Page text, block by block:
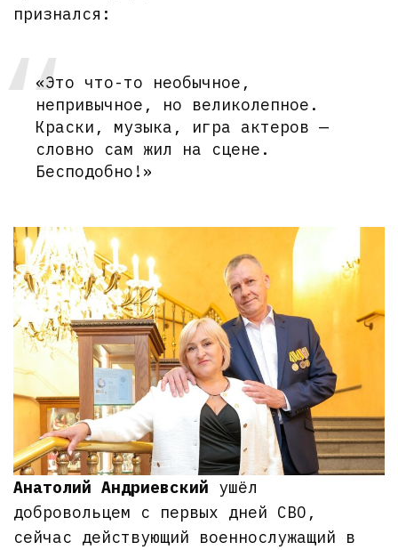
признался:
«Это что-то необычное,
непривычное, но великолепное.
Краски, музыка, игра актеров —
словно сам жил на сцене.
Бесподобно!»
Анатолий Андриевский ушёл
добровольцем с первых дней СВО,
сейчас действующий военнослужащий в